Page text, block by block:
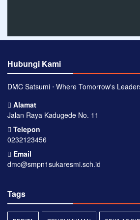
Hubungi Kami
DMC Satsumi ⋅ Where Tomorrow's
Alamat
Jalan Raya Kadugede No. 11
Telepon
0232123456
Email
dmc@smpn1sukaresmi.sch.id
Tags